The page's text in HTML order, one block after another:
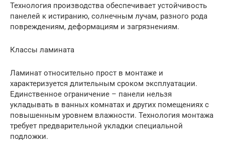
Технология производства обеспечивает устойчивость
панелей к истиранию, солнечным лучам, разного рода
повреждениям, деформациям и загрязнениям.
Классы ламината
Ламинат относительно прост в монтаже и
характеризуется длительным сроком эксплуатации.
Единственное ограничение – панели нельзя
укладывать в ванных комнатах и других помещениях с
повышенным уровнем влажности. Технология монтажа
требует предварительной укладки специальной
подложки.